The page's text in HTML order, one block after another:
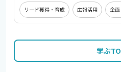
リード獲得・育成 広報活用 企
学ぶ